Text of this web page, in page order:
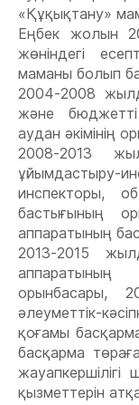
«Құқықтану»
Еңбек жолын
жөніндегі
маманы болып
2004-2008
және
аудан әкімінің
2008-2013
ұйымдастыру-
инспекторы,
бастығының
аппаратының
2013-2015
орынбасары,
әлеуметтік-
қоғамы
басқарма
жауапкершілігі
қызметтерін